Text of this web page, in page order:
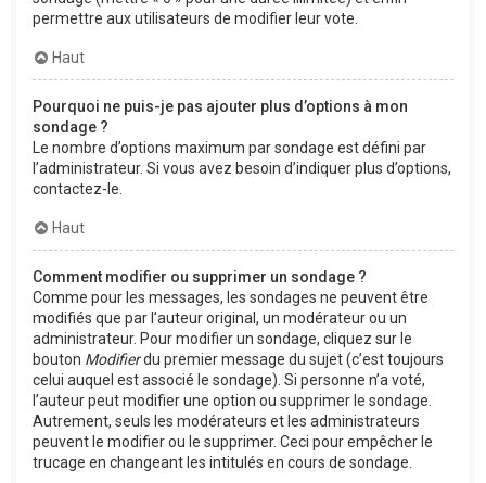
permettre aux utilisateurs de modifier leur vote.
Haut
Pourquoi ne puis-je pas ajouter plus d’options à mon
sondage ?
Le nombre d’options maximum par sondage est défini par
l’administrateur. Si vous avez besoin d’indiquer plus d’options,
contactez-le.
Haut
Comment modifier ou supprimer un sondage ?
Comme pour les messages, les sondages ne peuvent être
modifiés que par l’auteur original, un modérateur ou un
administrateur. Pour modifier un sondage, cliquez sur le
bouton Modifierdu premier message du sujet (c’est toujours
celui auquel est associé le sondage). Si personne n’a voté,
l’auteur peut modifier une option ou supprimer le sondage.
Autrement, seuls les modérateurs et les administrateurs
peuvent le modifier ou le supprimer. Ceci pour empêcher le
trucage en changeant les intitulés en cours de sondage.